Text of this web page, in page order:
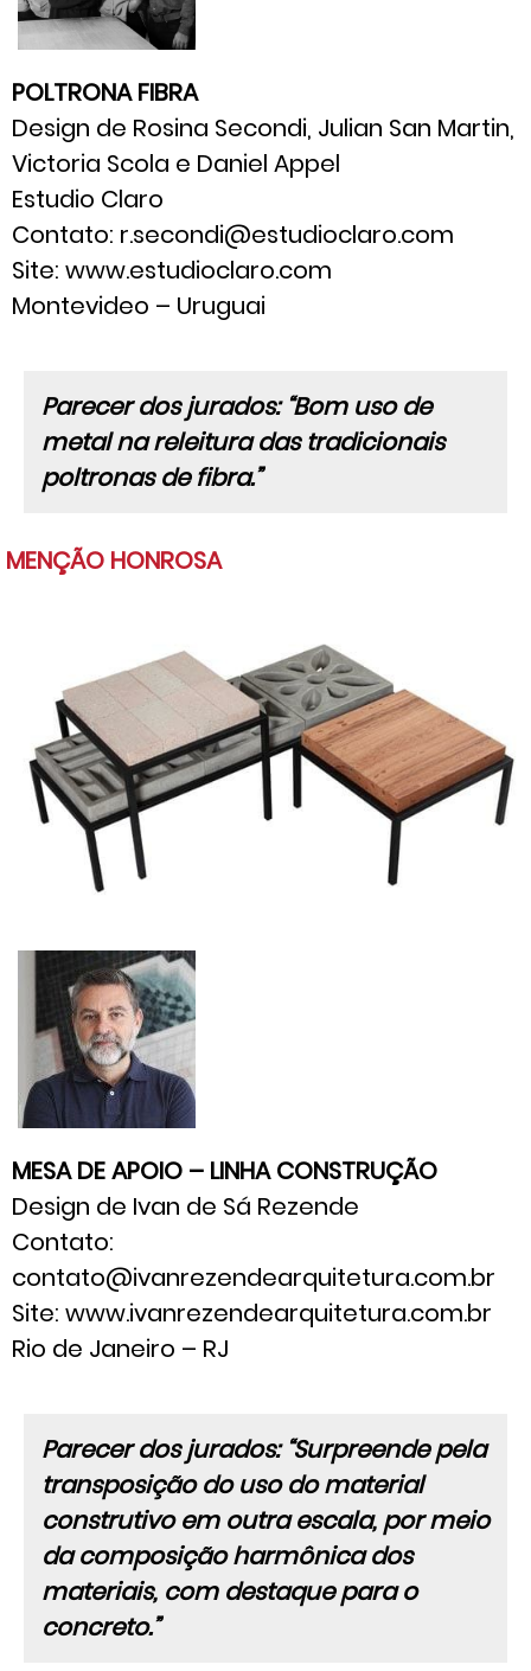
POLTRONA FIBRA
Design de Rosina Secondi, Julian San Martin,
Victoria Scola e Daniel Appel
Estudio Claro
Contato: r.secondi@estudioclaro.com
Site: www.estudioclaro.com
Montevideo – Uruguai
Parecer dos jurados: “Bom uso de
metal na releitura das tradicionais
poltronas de fibra.”
MENÇÃO HONROSA
MESA DE APOIO – LINHA CONSTRUÇÃO
Design de Ivan de Sá Rezende
Contato:
contato@ivanrezendearquitetura.com.br
Site: www.ivanrezendearquitetura.com.br
Rio de Janeiro – RJ
Parecer dos jurados: “Surpreende pela
transposição do uso do material
construtivo em outra escala, por meio
da composição harmônica dos
materiais, com destaque para o
concreto.”